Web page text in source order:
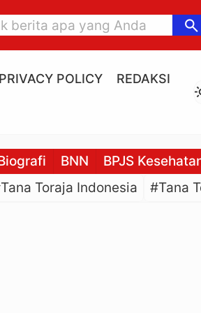
search
PRIVACY POLICY
REDAKSI
BNN BPJS
Toraja Indonesia #Tana